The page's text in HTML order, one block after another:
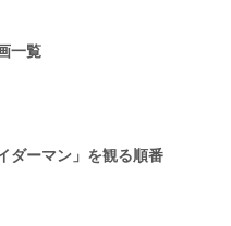
一覧
ダーマン」を観る順番